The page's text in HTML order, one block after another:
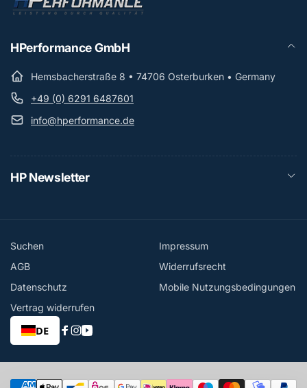
HPerformance GmbH
Hemsbacherstraße 8 • 74706 Osterburken • Germany
+49 (0) 6291 6487601
info@hperformance.de
HP Newsletter
Suchen
Impressum
AGB
Widerrufsrecht
Datenschutz
Mobile Nutzungsbedingungen
Vertrag widerrufen
DE
Facebook
Instagram
YouTube